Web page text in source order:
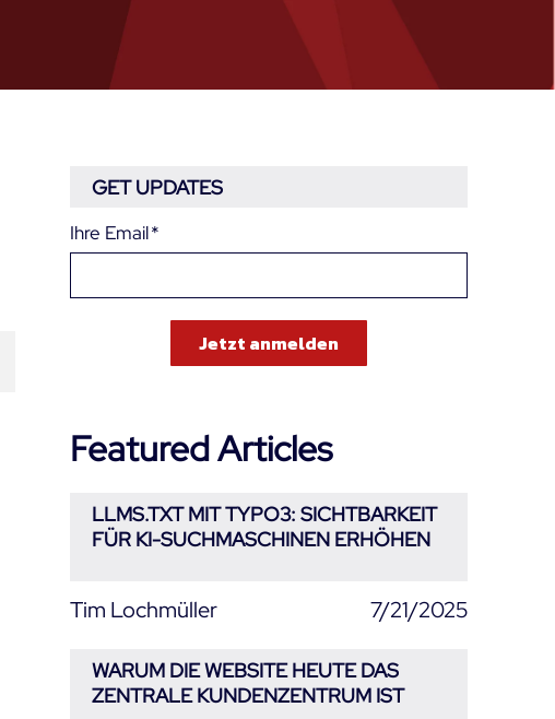
GET UPDATES
Ihre Email*
Featured Articles
LLMS.TXT MIT TYPO3: SICHTBARKEIT
FÜR KI-SUCHMASCHINEN ERHÖHEN
Tim Lochmüller 7/21/2025
WARUM DIE WEBSITE HEUTE DAS
ZENTRALE KUNDENZENTRUM IST